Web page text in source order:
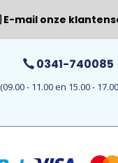
E-mail onze
0341-740085
(09.00 - 11.00 en 15.00 -